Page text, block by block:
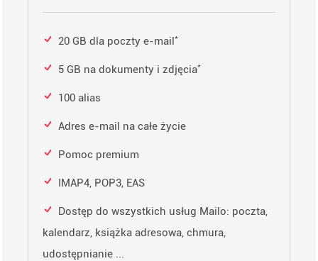
20 GB dla poczty e-mail*
5 GB na dokumenty i zdjęcia*
100 alias
Adres e-mail na całe życie
Pomoc premium
IMAP4, POP3, EAS
Dostęp do wszystkich usług Mailo: poczta,
kalendarz, książka adresowa, chmura,
udostępnianie ...